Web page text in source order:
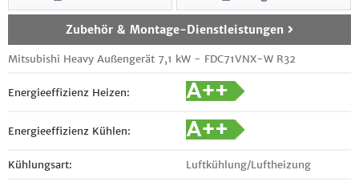
Zubehör & Montage-Dienstleistungen
Mitsubishi Heavy Außengerät 7,1 kW - FDC71VNX-W R32
Energieeffizienz Heizen:
Energieeffizienz Kühlen:
Kühlungsart: Luftkühlung/Luftheizung